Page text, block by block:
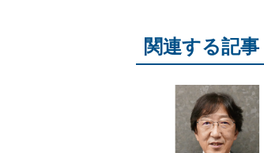
関連する記事